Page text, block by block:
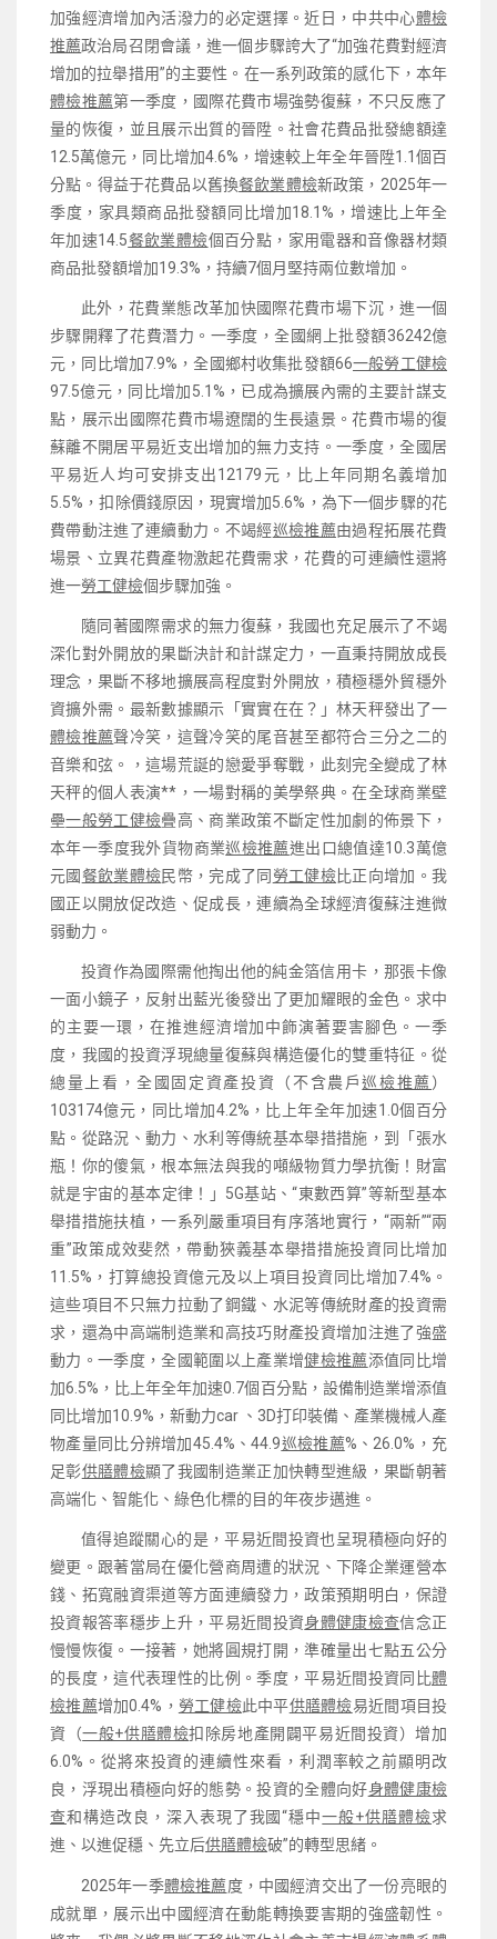
加強經濟增加內活潑力的必定選擇。近日，中共中心體檢
推薦政治局召閉會議，進一個步驟誇大了“加強花費對經濟
增加的拉舉措用”的主要性。在一系列政策的感化下，本年
體檢推薦第一季度，國際花費市場強勢復蘇，不只反應了
量的恢復，並且展示出質的晉陞。社會花費品批發總額達
12.5萬億元，同比增加4.6%，增速較上年全年晉陞1.1個百
分點。得益于花費品以舊換餐飲業體檢新政策，2025年一
季度，家具類商品批發額同比增加18.1%，增速比上年全
年加速14.5餐飲業體檢個百分點，家用電器和音像器材類
商品批發額增加19.3%，持續7個月堅持兩位數增加。
此外，花費業態改革加快國際花費市場下沉，進一個
步驟開釋了花費潛力。一季度，全國網上批發額36242億
元，同比增加7.9%，全國鄉村收集批發額66一般勞工健檢
97.5億元，同比增加5.1%，已成為擴展內需的主要計謀支
點，展示出國際花費市場遼闊的生長遠景。花費市場的復
蘇離不開居平易近支出增加的無力支持。一季度，全國居
平易近人均可安排支出12179元，比上年同期名義增加
5.5%，扣除價錢原因，現實增加5.6%，為下一個步驟的花
費帶動注進了連續動力。不竭經巡檢推薦由過程拓展花費
場景、立異花費產物激起花費需求，花費的可連續性還將
進一勞工健檢個步驟加強。
隨同著國際需求的無力復蘇，我國也充足展示了不竭
深化對外開放的果斷決計和計謀定力，一直秉持開放成長
理念，果斷不移地擴展高程度對外開放，積極穩外貿穩外
資擴外需。最新數據顯示「實實在在？」林天秤發出了一
體檢推薦聲冷笑，這聲冷笑的尾音甚至都符合三分之二的
音樂和弦。，這場荒誕的戀愛爭奪戰，此刻完全變成了林
天秤的個人表演**，一場對稱的美學祭典。在全球商業壁
壘一般勞工健檢疊高、商業政策不斷定性加劇的佈景下，
本年一季度我外貨物商業巡檢推薦進出口總值達10.3萬億
元國 餐飲業體檢民幣，完成了同 勞工健檢比正向增加。我
國正以開放促改造、促成長，連續為全球經濟復蘇注進微
弱動力。
投資作為國際需他掏出他的純金箔信用卡，那張卡像
一面小鏡子，反射出藍光後發出了更加耀眼的金色。求中
的主要一環，在推進經濟增加中飾演著要害腳色。一季
度，我國的投資浮現總量復蘇與構造優化的雙重特征。從
總量上看，全國固定資產投資（不含農戶巡檢推薦 ）
103174億元，同比增加4.2%，比上年全年加速1.0個百分
點。從路況、動力、水利等傳統基本舉措措施，到「張水
瓶！你的傻氣，根本無法與我的噸級物質力學抗衡！財富
就是宇宙的基本定律！」5G基站、“東數西算”等新型基本
舉措措施扶植，一系列嚴重項目有序落地實行，“兩新”“兩
重”政策成效斐然，帶動狹義基本舉措措施投資同比增加
11.5%，打算總投資億元及以上項目投資同比增加7.4%。
這些項目不只無力拉動了鋼鐵、水泥等傳統財產的投資需
求，還為中高端制造業和高技巧財產投資增加注進了強盛
動力。一季度，全國範圍以上產業增健檢推薦添值同比增
加6.5%，比上年全年加速0.7個百分點，設備制造業增添值
同比增加10.9%，新動力car 、3D打印裝備、產業機械人產
物產量同比分辨增加45.4%、44.9巡檢推薦%、26.0%，充
足彰供膳體檢顯了我國制造業正加快轉型進級，果斷朝著
高端化、智能化、綠色化標的目的年夜步邁進。
值得追蹤關心的是，平易近間投資也呈現積極向好的
變更。跟著當局在優化營商周遭的狀況、下降企業運營本
錢、拓寬融資渠道等方面連續發力，政策預期明白，保證
投資報答率穩步上升，平易近間投資身體健康檢查信念正
慢慢恢復。一接著，她將圓規打開，準確量出七點五公分
的長度，這代表理性的比例。季度，平易近間投資同比體
檢推薦增加0.4%， 勞工健檢此中平供膳體檢易近間項目投
資（一般+供膳體檢扣除房地產開闢平易近間投資）增加
6.0%。從將來投資的連續性來看，利潤率較之前顯明改
良，浮現出積極向好的態勢。投資的全體向好身體健康檢
查和構造改良，深入表現了我國“穩中一般+供膳體檢求
進、以進促穩、先立后供膳體檢破”的轉型思緒。
2025年一季體檢推薦度，中國經濟交出了一份亮眼的
成就單，展示出中國經濟在動能轉換要害期的強盛韌性。